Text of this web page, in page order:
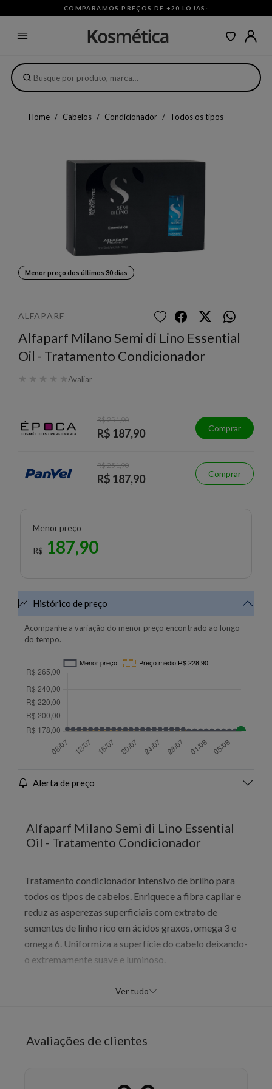
COMPARAMOS PREÇOS DE +20 LOJAS ·
Home Cabelos Condicionador Todos os tipos
Menor preço dos últimos 30 dias
ALFAPARF
Alfaparf Milano Semi di Lino Essential
Oil - Tratamento Condicionador
★ ★ ★ ★ ★Avaliar
R$ 251,90
R$ 187,90 Comprar
R$ 251,90
R$ 187,90 Comprar
Menor preço
R$ 187,90
Histórico de preço
Acompanhe a variação do menor preço encontrado ao longo
do tempo.
Alerta de preço
Alfaparf Milano Semi di Lino Essential
Oil - Tratamento Condicionador
Tratamento condicionador intensivo de brilho para
todos os tipos de cabelos. Enriquece a fibra capilar e
reduz as asperezas superficiais com extrato de
sementes de linho rico em ácidos graxos, omega 3 e
omega 6. Uniformiza a superfície do cabelo deixando-
o extremamente suave e luminoso.
Uniformização de superfície
Ver tudo
Avaliações de clientes